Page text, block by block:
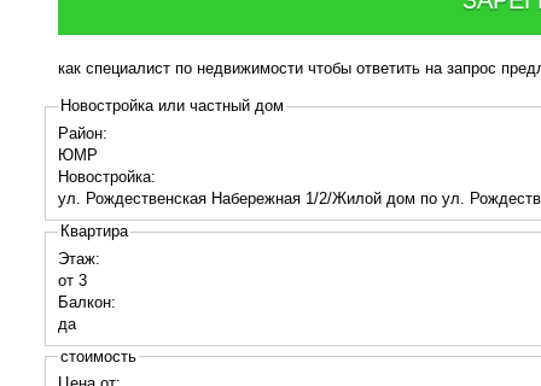
как специалист по недвижимости чтобы ответить на запрос
Новостройка или частный дом
Район:
ЮМР
Новостройка:
ул. Рождественская Набережная 1/2/Жилой дом по ул.
Квартира
Этаж:
от 3
Балкон:
да
стоимость